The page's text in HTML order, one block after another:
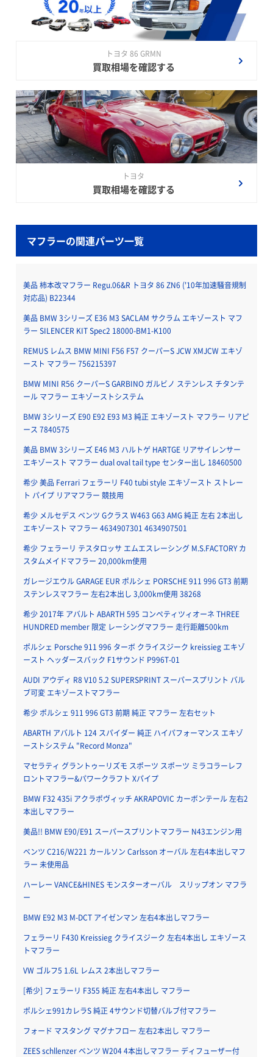
トヨタ 86 GRMN
買取相場を確認する
トヨタ
買取相場を確認する
マフラーの関連パーツ一覧
美品 柿本改マフラー Regu.06&R トヨタ 86 ZN6 ('10年加速騒音規制
対応品) B22344
美品 BMW 3シリーズ E36 M3 SACLAM サクラム エキゾースト マフ
ラー SILENCER KIT Spec2 18000-BM1-K100
REMUS レムス BMW MINI F56 F57 クーパーS JCW XMJCW エキゾ
ースト マフラー 756215397
BMW MINI R56 クーパーS GARBINO ガルビノ ステンレス チタンテ
ール マフラー エキゾーストシステム
BMW 3シリーズ E90 E92 E93 M3 純正 エキゾースト マフラー リアピ
ース 7840575
美品 BMW 3シリーズ E46 M3 ハルトゲ HARTGE リアサイレンサー
エキゾースト マフラー dual oval tail type センター出し 18460500
希少 美品 Ferrari フェラーリ F40 tubi style エキゾースト ストレー
ト パイプ リアマフラー 競技用
希少 メルセデス ベンツ Gクラス W463 G63 AMG 純正 左右 2本出し
エキゾースト マフラー 4634907301 4634907501
希少 フェラーリ テスタロッサ エムエスレーシング M.S.FACTORY カ
スタムメイドマフラー 20,000km使用
ガレージエウル GARAGE EUR ポルシェ PORSCHE 911 996 GT3 前期
ステンレスマフラー 左右2本出し 3,000km使用 38268
希少 2017年 アバルト ABARTH 595 コンペティツィオーネ THREE
HUNDRED member 限定 レーシングマフラー 走行距離500km
ポルシェ Porsche 911 996 ターボ クライスジーク kreissieg エキゾ
ースト ヘッダースバック F1サウンド P996T-01
AUDI アウディ R8 V10 5.2 SUPERSPRINT スーパースプリント バル
ブ可変 エキゾーストマフラー
希少 ポルシェ 911 996 GT3 前期 純正 マフラー 左右セット
ABARTH アバルト 124 スパイダー 純正 ハイパフォーマンス エキゾ
ーストシステム "Record Monza"
マセラティ グラントゥーリズモ スポーツ スポーツ ミラコラーレフ
ロントマフラー&パワークラフト Xパイプ
BMW F32 435i アクラポヴィッチ AKRAPOVIC カーボンテール 左右2
本出しマフラー
美品!! BMW E90/E91 スーパースプリントマフラー N43エンジン用
ベンツ C216/W221 カールソン Carlsson オーバル 左右4本出しマフ
ラー 未使用品
ハーレー VANCE&HINES モンスターオーバル スリップオン マフラ
ー
BMW E92 M3 M-DCT アイゼンマン 左右4本出しマフラー
フェラーリ F430 Kreissieg クライスジーク 左右4本出し エキゾース
トマフラー
VW ゴルフ5 1.6L レムス 2本出しマフラー
[希少] フェラーリ F355 純正 左右4本出し マフラー
ポルシェ991カレラS 純正 4サウンド切替バルブ付マフラー
フォード マスタング マグナフロー 左右2本出し マフラー
ZEES schllenzer ベンツ W204 4本出しマフラー ディフューザー付